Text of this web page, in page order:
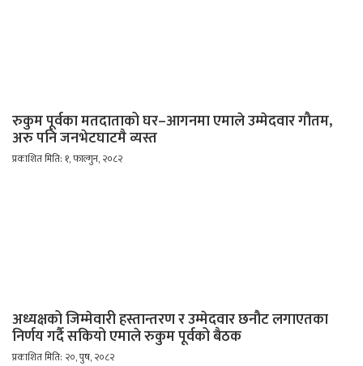
रुकुम पूर्वका मतदाताको घर–आगनमा एमाले उम्मेदवार गौतम,
अरु पनि जनभेटघाटमै व्यस्त
प्रकाशित मिति: १, फाल्गुन, २०८२
अध्यक्षको जिम्मेवारी हस्तान्तरण र उम्मेदवार छनौट लगाएतका
निर्णय गर्दै सकियो एमाले रुकुम पूर्वको बैठक
प्रकाशित मिति: २०, पुष, २०८२